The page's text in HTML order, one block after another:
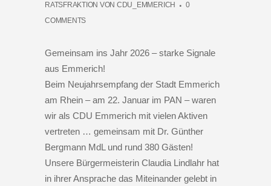
RATSFRAKTION VON CDU_EMMERICH
0
COMMENTS
Gemeinsam ins Jahr 2026 – starke Signale
aus Emmerich!
Beim Neujahrsempfang der Stadt Emmerich
am Rhein – am 22. Januar im PAN – waren
wir als CDU Emmerich mit vielen Aktiven
vertreten … gemeinsam mit Dr. Günther
Bergmann MdL und rund 380 Gästen!
Unsere Bürgermeisterin Claudia Lindlahr hat
in ihrer Ansprache das Miteinander gelebt in